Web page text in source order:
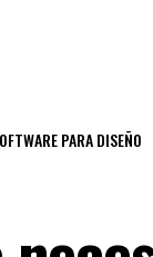
PARA DISEÑO